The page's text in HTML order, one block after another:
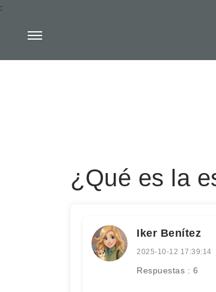
:
¿Qué es la
Iker Benítez
2025-10-12 17:39:14
Respuestas : 6